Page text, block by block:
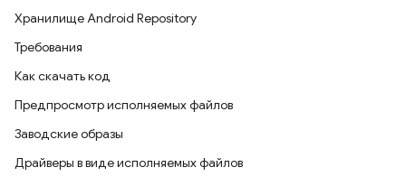
Хранилище Android Repository
Требования
Как скачать код
Предпросмотр исполняемых файлов
Заводские образы
Драйверы в виде исполняемых файлов